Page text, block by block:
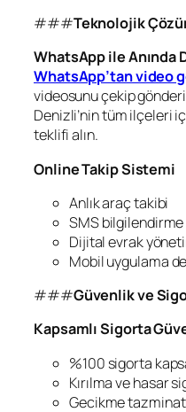
###Teknolojik
WhatsApp ile Anında
WhatsApp’tan video
videosunu çekip
Denizli’nin tüm ilçeleri
teklifi alın.
Online Takip Sistemi
Anlık araç takibi
SMS bilgilendirme
Dijital evrak
Mobil uygulama
###Güvenlik ve
Kapsamlı Sigorta
%100 sigorta
Kırılma ve hasar
Gecikme